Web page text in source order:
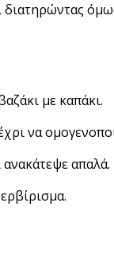
με καπάκι.
να
απαλά.